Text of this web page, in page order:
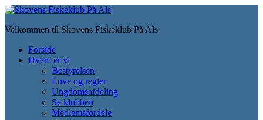
Skip
main
Velkommen til Skovens Fiskeklub På Als
Toggle
mobile
Forside
Hvem er vi
Bestyrelsen
Love og regler
Ungdomsafdeling
Se klubben
Medlemsfordele